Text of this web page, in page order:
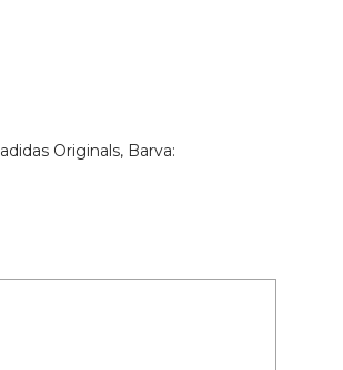
Originals, Barva: